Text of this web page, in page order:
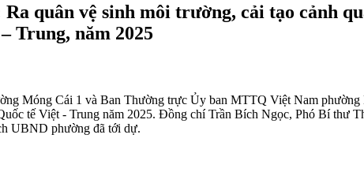
quân vệ sinh môi trường, cải tạo cảnh
Trung, năm 2025
Móng Cái 1 và Ban Thường trực Ủy ban MTTQ Việt Nam
tế Việt - Trung năm 2025. Đồng chí Trần Bích Ngọc, Phó Bí
UBND phường đã tới dự.